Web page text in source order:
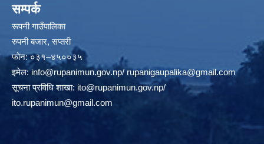
सम्पर्क
रूपनी गाउँपालिका
रुपनी बजार, सप्तरी
फोन: ०३१–४५००३५
इमेल:info@rupanimun.gov.np/rupanigaupalika@gmail.com
सूचना प्रविधि शाखा: ito@rupanimun.gov.np/
ito.rupanimun@gmail.com